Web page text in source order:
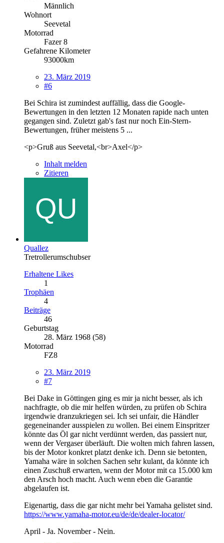
Männlich
Wohnort
Seevetal
Motorrad
Fazer 8
Gefahrene Kilometer
93000km
23. März 2019
#6
Bei Schira ist zumindest auffällig, dass die Google-
Bewertungen in den letzten 12 Monaten rapide nach unten
gegangen sind. Zuletzt gab's fast nur noch Ein-Stern-
Bewertungen, früher meistens 5 ...
<p>Gruß aus Seevetal,<br>Axel</p>
Inhalt melden
Zitieren
Quallez
Tretrollerumschubser
Erhaltene Likes
1
Trophäen
4
Beiträge
46
Geburtstag
28. März 1968 (58)
Motorrad
FZ8
23. März 2019
#7
Bei Dake in Göttingen ging es mir ja nicht besser, als ich
nachfragte, ob die mir helfen würden, zu prüfen ob Schira
irgendwie dranzukriegen sei. Ich sei unfair, die Händler
gegeneinander ausspielen zu wollen. Bei einem Einspritzer
könnte das Öl gar nicht verdünnt werden, das passiert nur,
wenn der Vergaser überläuft. Die wolten mich fahren lassen,
bis der Motor konkret platzt denke ich. Denn sie betonten,
Yamaha wäre in solchen Sachen sehr kulant, da könnte ich
einen Zuschuß erwarten, wenn der Motor mit ca 15.000 km
den Arsch hoch macht. Auch wenn eben die Garantie
abgelaufen ist.
Eigenartig, dass die gar nicht mehr bei Yamaha gelistet sind.
https://www.yamaha-motor.eu/de/de/dealer-locator/
April - Ja. November - Nein.